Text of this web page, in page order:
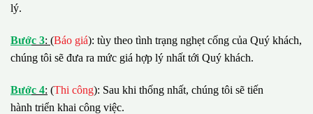
lý.
Bước 3: (Báo giá): tùy theo tình trạng nghẹt cống của Quý khách,
chúng tôi sẽ đưa ra mức giá hợp lý nhất tới Quý khách.
Bước 4: (Thi công): Sau khi thống nhất, chúng tôi sẽ tiến
hành triển khai công việc.